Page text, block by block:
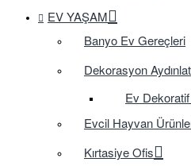
EV YAŞAM
Banyo Ev Gereçleri
Dekorasyon
Ev
Evcil Hayvan
Kırtasiye Ofis